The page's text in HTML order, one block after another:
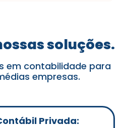
soluções.
em contabilidade para
empresas.
Privada: